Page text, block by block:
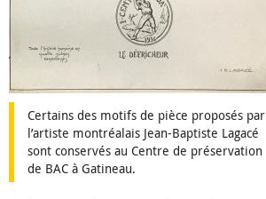
Certains des motifs de pièce proposés par
l’artiste montréalais Jean-Baptiste Lagacé
sont conservés au Centre de préservation
de BAC à Gatineau.